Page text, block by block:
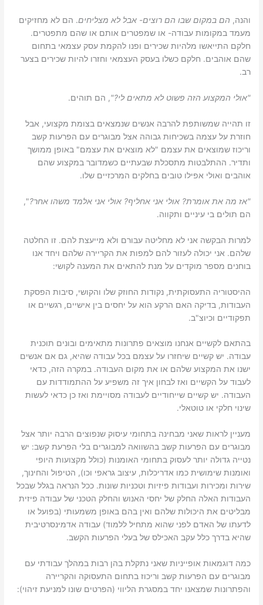
והנה, הם במקום שבו הם רוצים- אבל לא מצליחים. הם לא מחזיקים
מעמד במקומות עבודה- או שמפטרים אותם או שהם מתפטרים.
חלקם התייאשו מלהיות שכירים ופנו להקמת עסק עצמאי בתחום
שהם אוהבים. חלקם כשלו בעסק העצמאי וחזרו להיות שכירים בצער
רב.
"אולי המקצוע הזה פשוט לא מתאים לי?", הם תוהים.
זו תהייה שמשותפת להרבה אנשים שנמצאים בצומת מקצועי, אבל
חוזרת על עצמה בשכיחות גבוהה אצל מבוגרים עם הפרעות קשב
וריכוז שמוצאים את עצמם "לא מוצאים את עצמם" באופן ממושך
ותדיר. ההתלבטות מתסכלת שבעתיים כשמדובר במקצוע שהם
אוהבים ואולי אפילו טובים בחלקים המרכזיים שלו.
"אז מה את אומרת? אולי אני אחליף? אולי אני אלמד משהו אחר?",
הם תולים בי עיניים ותקווה.
למרות הבקשה אני לא מחליטה עבורם ולא מייעצת להם. זו החלטה
שלהם. אני יכולה לעזור להם למפות את הקריירה שלהם ויחד אנו
בוחנים מספר מוקדים על מנת להתאים את המענה לקושי:
ההיסטוריה התעסוקתית, נקודות החוזק שלו והקושי, סיבות הפסקת
העבודות, בדיקה האם הרקע הוא על יחסים בין אישיים, רגשיים או
תפקודיים וכיוצ"ב.
בהתאם לקשיים אנחנו מוצאים פתרונות מתאימים ובונים תוכנית
עבודה. יש קשיים שיחזרו על עצמם בכל עבודה שהיא, גם אם אנשים
ישנו את המקצוע שלהם או את מקום העבודה. במקרה הזה, כדאי
לעבוד על הקשיים ואז לבחון איך זה משפיע על ההתמודדות עם
העבודה. יש קשיים שייחודיים לעבודה מסויימת ואז כן כדאי לעשות
שינוי חלקי או טוטאלי.
מעניין לראות שאני מבחינה בתחומי עיסוק שנפוצים הרבה יותר אצל
מבוגרים עם הפרעות קשב בהשוואה למבוגרים בלי הפרעת קשב: יש
נטייה גדולה יותר לעסוק בתחומי האומנות (כולל מקצועות היופי
ואומנות שימושית כמו אדריכלות, עיצוב גראפי וכו), הטיפול והחינוך,
שירות ומכירות ועבודות פיזיות וטכניות שונות. ככל הנראה בגלל שבכל
העבודות האלה החלק של יחסי האנוש והחלק הטכני של עבודה פיזית
מבליטים את היכולות שלהם ואין בהם באופן משמעותי (בפועל או
לדעתו של האדם לפני שהוא מתחיל ללמוד) עבודה אדמינסרטיבית
שהיא בדרך כלל עקב האכילס של בעלי הפרעות הקשב.
כמה דוגמאות אופייניות שאני נתקלת בהן רבות במהלך עבודתי עם
מבוגרים עם הפרעות קשב וריכוז בתחום התעסוקה והקריירה
והפתרונות שמצאנו יחד במסגרת הליווי (הפרטים שונו למניעת זיהוי):